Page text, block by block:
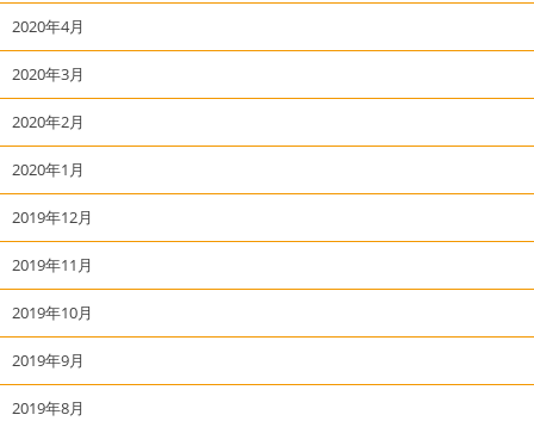
2020年4月
2020年3月
2020年2月
2020年1月
2019年12月
2019年11月
2019年10月
2019年9月
2019年8月